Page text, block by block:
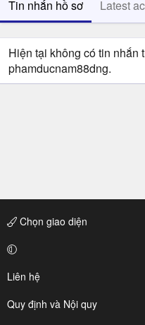
Tin nhắn hồ sơ Latest
Hiện tại không có tin nhắn
phamducnam88dng.
Chọn giao diện
Liên hệ
Quy định và Nội quy